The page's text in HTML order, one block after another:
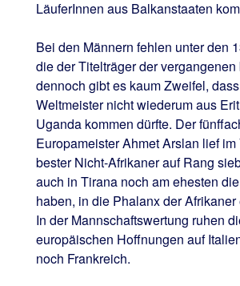
LäuferInnen aus Balkanstaaten
Bei den Männern fehlen unter den
die der Titelträger der
dennoch gibt es kaum Zweifel,
Weltmeister nicht wiederum aus
Uganda kommen dürfte. Der
Europameister Ahmet Arslan lief
bester Nicht-Afrikaner auf Rang
auch in Tirana noch am ehesten
haben, in die Phalanx der
In der Mannschaftswertung ruhen
europäischen Hoffnungen auf
noch Frankreich.